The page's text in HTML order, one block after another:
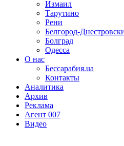
Измаил
Тарутино
Рени
Белгород-
Болград
Одесса
О нас
Бессарабия.ua
Контакты
Аналитика
Архив
Реклама
Агент 007
Видео